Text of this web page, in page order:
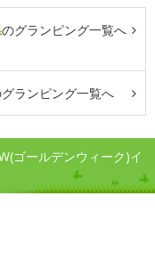
のグランピング一覧へ
ランピング一覧へ
ゴールデンウィーク)イ